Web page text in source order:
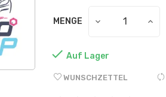
MENGE
 Auf Lager
WUNSCHZETTEL